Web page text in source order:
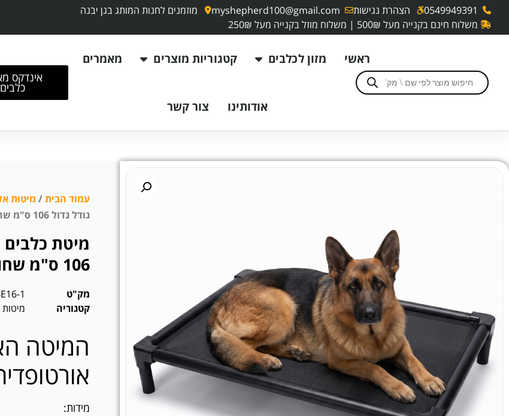
0549949391 הצהרת נגישות myshepherd100@gmail.com
מוזמנים לחנות המותג בגן יבנה
משלוח חינם בקנייה מעל 500₪ | משלוח מוזל בקנייה מעל 250₪
ראשי מזון לכלבים קטגוריות מוצרים מאמרים
אודותינו צור קשר
אינדקס
כלבים
עמוד הבית/ מיטות
גודל גדול 106 ס"מ שחורה עמידות ואיכות במחיר משתלם
מיטת כלבים
106 ס"מ שחורה עמידות ואיכות במחיר משתלם
מק"ט
1
קטגוריה
מיטות
המיטה
מידות: